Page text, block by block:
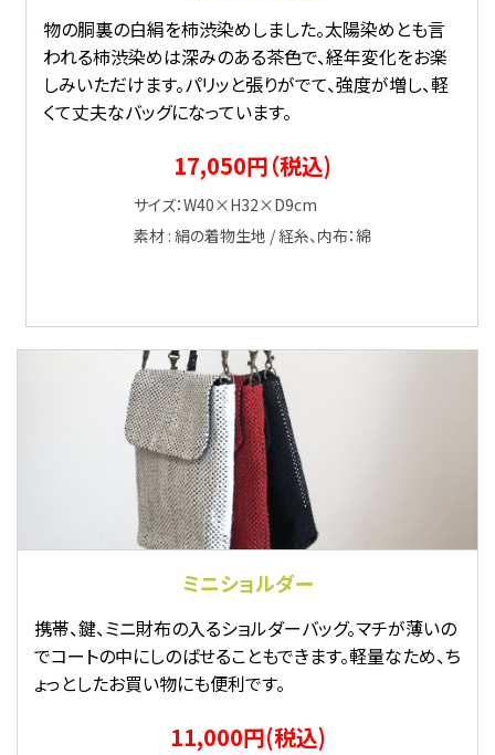
物の胴裏の白絹を柿渋染めしました。太陽染めとも言
われる柿渋染めは深みのある茶色で、経年変化をお楽
しみいただけます。パリッと張りがでて、強度が増し、軽
くて丈夫なバッグになっています。
17,050円（税込)
サイズ：W40×H32×D9cm
素材 : 絹の着物生地 / 経糸、内布：綿
ミニショルダー
携帯、鍵、ミニ財布の入るショルダーバッグ。マチが薄いの
でコートの中にしのばせることもできます。軽量なため、ち
ょっとしたお買い物にも便利です。
11,000円(税込)